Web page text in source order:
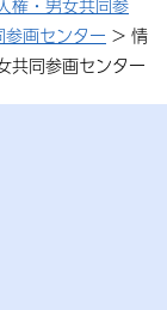
画センター > 情
共同参画センター